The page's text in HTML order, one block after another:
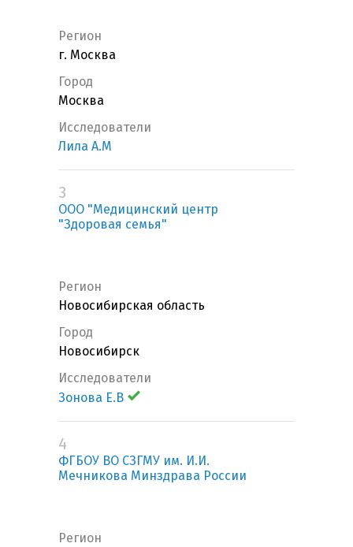
Регион
г. Москва
Город
Москва
Исследователи
Лила А.М
3
ООО "Медицинский центр
"Здоровая семья"
Регион
Новосибирская область
Город
Новосибирск
Исследователи
Зонова Е.В
4
ФГБОУ ВО СЗГМУ им. И.И.
Мечникова Минздрава России
Регион